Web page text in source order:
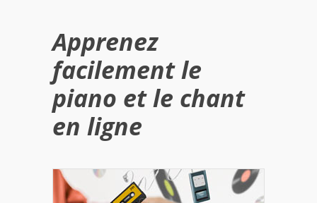
Apprenez
facilement le
piano et le chant
en ligne